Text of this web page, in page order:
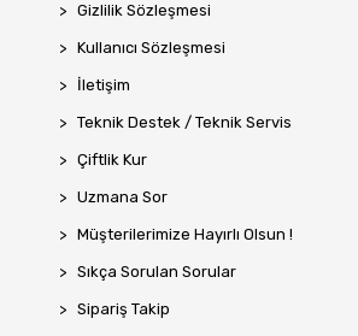
Gizlilik Sözleşmesi
Kullanıcı Sözleşmesi
İletişim
Teknik Destek / Teknik Servis
Çiftlik Kur
Uzmana Sor
Müşterilerimize Hayırlı Olsun !
Sıkça Sorulan Sorular
Sipariş Takip